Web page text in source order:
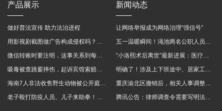
产品展示
做好普法宣传 助力法治进程
用影视剧截图做广告构成侵权吗？法院这样判
微信转账时要注明，这事关系到每个人……
吸毒被查跳窗摔伤，起诉宾馆索赔，法院这样判！
海南7人非法收售野生动物被公开庭审 涉案金额2100多万
老子殴打防疫人员、儿子来助拳！均被判刑
新闻动态
让网络举报成为网络治理“强信号”
五一温暖瞬间！渑池两名公职人员，路遇车祸挺身而出
“小洛熙术后离世”最新进展：医疗事故鉴定已启动
明确了！涉及上下班途中、居家工作等，这些情形可认定工伤→
重庆渝北区撤销后，相关人事调整再披露
腾讯公告：律师调查令需要写明法官手机号，2025年12月31日后施行